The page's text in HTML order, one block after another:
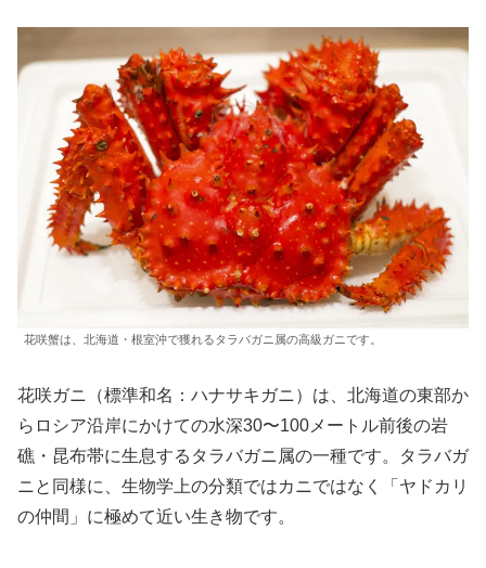
花咲蟹は、北海道・根室沖で獲れるタラバガニ属の高級ガニです。
花咲ガニ（標準和名：ハナサキガニ）は、北海道の東部か
らロシア沿岸にかけての水深30〜100メートル前後の岩
礁・昆布帯に生息するタラバガニ属の一種です。タラバガ
ニと同様に、生物学上の分類ではカニではなく「ヤドカリ
の仲間」に極めて近い生き物です。